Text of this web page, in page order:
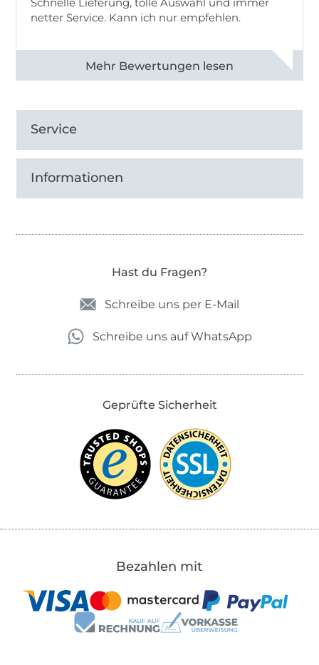
netter Service. Kann ich nur empfehlen.
Alle 82930 Bewertungen ansehen
Service
Informationen
Hast du Fragen?
Schreibe uns per E-Mail
Schreibe uns auf WhatsApp
Geprüfte Sicherheit
Bezahlen mit